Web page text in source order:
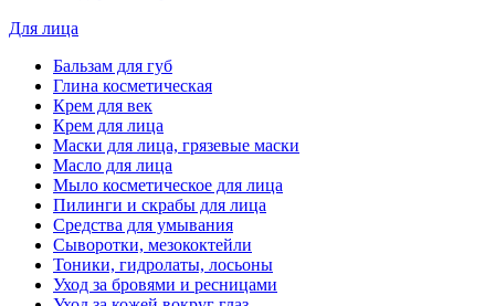
Для лица
Бальзам для губ
Глина косметическая
Крем для век
Крем для лица
Маски для лица, грязевые маски
Масло для лица
Мыло косметическое для лица
Пилинги и скрабы для лица
Средства для умывания
Сыворотки, мезококтейли
Тоники, гидролаты, лосьоны
Уход за бровями и ресницами